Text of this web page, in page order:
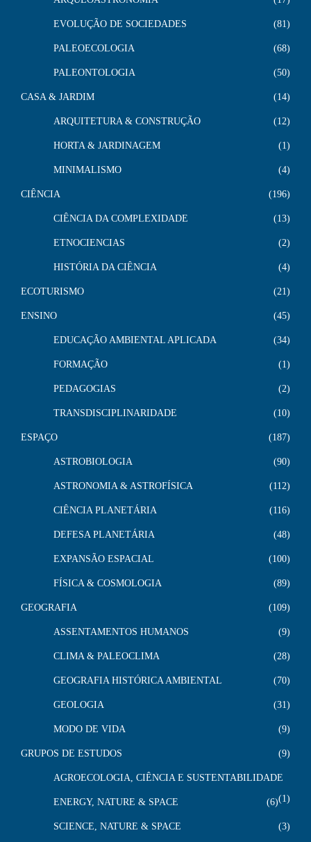
EVOLUÇÃO DE SOCIEDADES 81
PALEOECOLOGIA 68
PALEONTOLOGIA 50
CASA & JARDIM 14
ARQUITETURA & CONSTRUÇÃO 12
HORTA & JARDINAGEM 1
MINIMALISMO 4
CIÊNCIA 196
CIÊNCIA DA COMPLEXIDADE 13
ETNOCIENCIAS 2
HISTÓRIA DA CIÊNCIA 4
ECOTURISMO 21
ENSINO 45
EDUCAÇÃO AMBIENTAL APLICADA 34
FORMAÇÃO 1
PEDAGOGIAS 2
TRANSDISCIPLINARIDADE 10
ESPAÇO 187
ASTROBIOLOGIA 90
ASTRONOMIA & ASTROFÍSICA 112
CIÊNCIA PLANETÁRIA 116
DEFESA PLANETÁRIA 48
EXPANSÃO ESPACIAL 100
FÍSICA & COSMOLOGIA 89
GEOGRAFIA 109
ASSENTAMENTOS HUMANOS 9
CLIMA & PALEOCLIMA 28
GEOGRAFIA HISTÓRICA AMBIENTAL 70
GEOLOGIA 31
MODO DE VIDA 9
GRUPOS DE ESTUDOS 9
AGROECOLOGIA, CIÊNCIA E SUSTENTABILIDADE
1
ENERGY, NATURE & SPACE 6
SCIENCE, NATURE & SPACE 3